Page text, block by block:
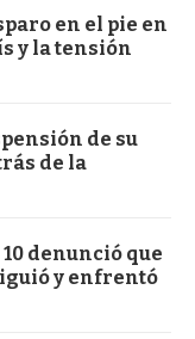
en el pie en
y la tensión
de su
de la
denunció que
y enfrentó